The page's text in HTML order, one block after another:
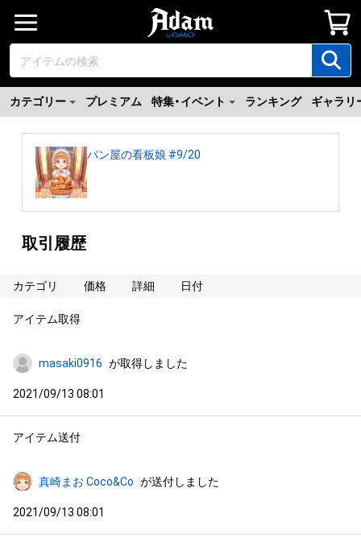
カテゴリー プレミアム 特集・イベント ランキング ギャラリ
パン屋の看板娘 #9/20
取引履歴
カテゴリ 価格 詳細 日付
アイテム取得
masaki0916 が取得しました
2021/09/13 08:01
アイテム送付
真崎まお Coco&Co が送付しました
2021/09/13 08:01